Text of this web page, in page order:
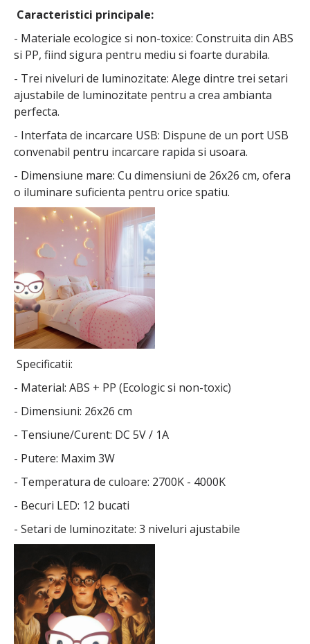
Caracteristici principale:
- Materiale ecologice si non-toxice: Construita din ABS
si PP, fiind sigura pentru mediu si foarte durabila.
- Trei niveluri de luminozitate: Alege dintre trei setari
ajustabile de luminozitate pentru a crea ambianta
perfecta.
- Interfata de incarcare USB: Dispune de un port USB
convenabil pentru incarcare rapida si usoara.
- Dimensiune mare: Cu dimensiuni de 26x26 cm, ofera
o iluminare suficienta pentru orice spatiu.
Specificatii:
- Material: ABS + PP (Ecologic si non-toxic)
- Dimensiuni: 26x26 cm
- Tensiune/Curent: DC 5V / 1A
- Putere: Maxim 3W
- Temperatura de culoare: 2700K - 4000K
- Becuri LED: 12 bucati
- Setari de luminozitate: 3 niveluri ajustabile